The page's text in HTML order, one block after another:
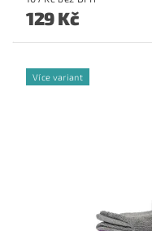
129 Kč
Více variant